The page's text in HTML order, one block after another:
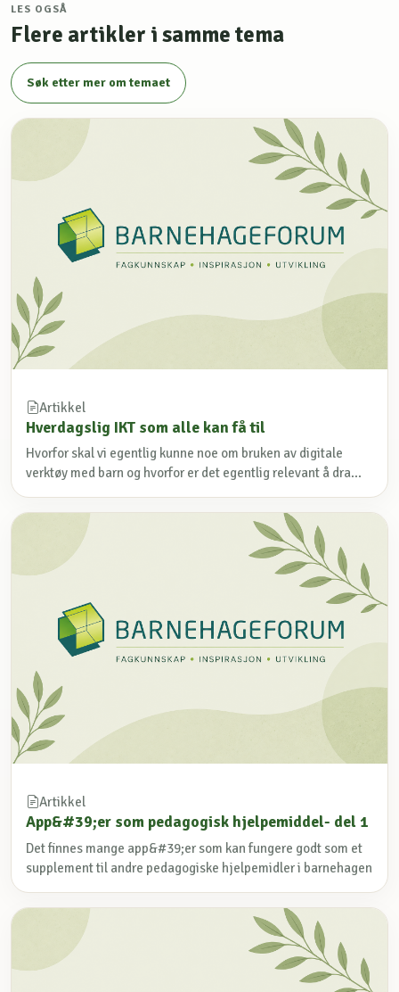
LES OGSÅ
Flere artikler i samme tema
Søk etter mer om temaet
Artikkel
Hverdagslig IKT som alle kan få til
Hvorfor skal vi egentlig kunne noe om bruken av digitale
verktøy med barn og hvorfor er det egentlig relevant å dra...
Artikkel
App&#39;er som pedagogisk hjelpemiddel- del 1
Det finnes mange app&#39;er som kan fungere godt som et
supplement til andre pedagogiske hjelpemidler i barnehagen